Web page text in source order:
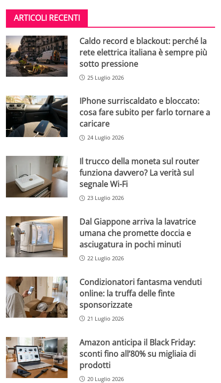
ARTICOLI RECENTI
Caldo record e blackout: perché la
rete elettrica italiana è sempre più
sotto pressione
25 Luglio 2026
IPhone surriscaldato e bloccato:
cosa fare subito per farlo tornare a
caricare
24 Luglio 2026
Il trucco della moneta sul router
funziona davvero? La verità sul
segnale Wi-Fi
23 Luglio 2026
Dal Giappone arriva la lavatrice
umana che promette doccia e
asciugatura in pochi minuti
22 Luglio 2026
Condizionatori fantasma venduti
online: la truffa delle finte
sponsorizzate
21 Luglio 2026
Amazon anticipa il Black Friday:
sconti fino all’80% su migliaia di
prodotti
20 Luglio 2026